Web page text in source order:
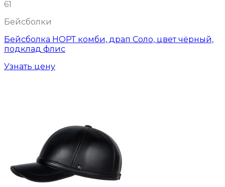
61
Бейсболки
Бейсболка НОРТ комби, драп Соло, цвет чёрный,
подклад флис
Узнать цену